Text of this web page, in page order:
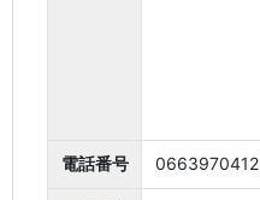
電話番号 0663970412